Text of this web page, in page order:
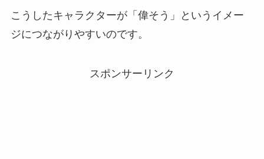
こうしたキャラクターが「偉そう」というイメー
ジにつながりやすいのです。
スポンサーリンク